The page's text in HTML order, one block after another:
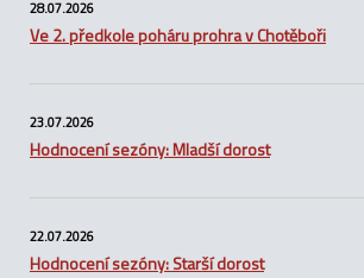
28.07.2026
Ve 2. předkole poháru prohra v Chotěboři
23.07.2026
Hodnocení sezóny: Mladší dorost
22.07.2026
Hodnocení sezóny: Starší dorost